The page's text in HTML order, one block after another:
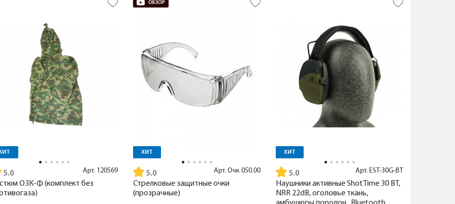
5.0 Арт. 120569
ОЗК-Ф (комплект без
ХИТ
5.0 Арт. Очк 050.00
Стрелковые защитные очки
(прозрачные)
ХИТ
5.0 Арт. EST-30G-BT
Наушники активные ShotTime 30 BT,
NRR 22dB, оголовье ткань,